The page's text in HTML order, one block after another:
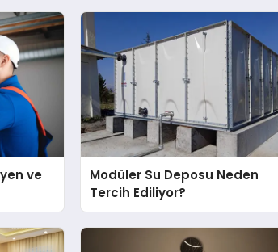
ve
Modüler Su Deposu Neden
Tercih Ediliyor?